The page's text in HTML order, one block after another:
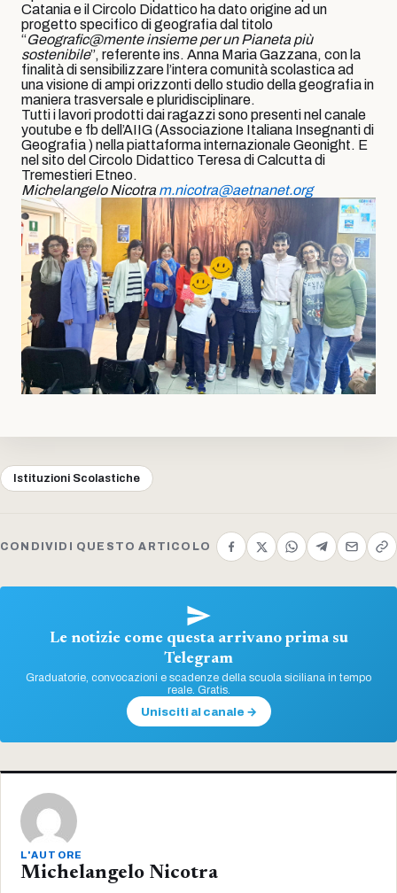
Catania e il Circolo Didattico ha dato origine ad un
progetto specifico di geografia dal titolo
“Geografic@mente insieme per un Pianeta più
sostenibile”, referente ins. Anna Maria Gazzana, con la
finalità di sensibilizzare l’intera comunità scolastica ad
una visione di ampi orizzonti dello studio della geografia in
maniera trasversale e pluridisciplinare.
Tutti i lavori prodotti dai ragazzi sono presenti nel canale
youtube e fb dell’AIIG (Associazione Italiana Insegnanti di
Geografia ) nella piattaforma internazionale Geonight. E
nel sito del Circolo Didattico Teresa di Calcutta di
Tremestieri Etneo.
Michelangelo Nicotra m.nicotra@aetnanet.org
Istituzioni Scolastiche
CONDIVIDI QUESTO ARTICOLO
Le notizie come questa arrivano prima su
Telegram
Graduatorie, convocazioni e scadenze della scuola siciliana in tempo
reale. Gratis.
Unisciti al canale →
L'AUTORE
Michelangelo Nicotra